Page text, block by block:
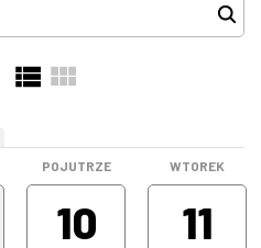
(81)
(0)
POJUTRZE
10
WTOREK
11